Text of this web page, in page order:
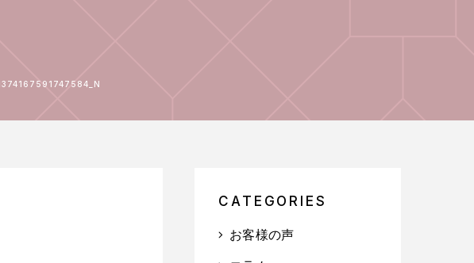
CATEGORIES
お客様の声